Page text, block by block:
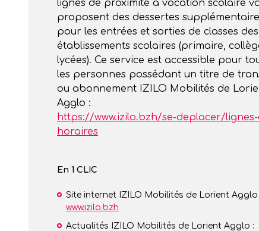
lignes de proximité à vocation scolaire
proposent des dessertes
pour les entrées et sorties de classes des
établissements scolaires (primaire,
lycées). Ce service est accessible pour
les personnes possédant un titre de
ou abonnement IZILO Mobilités de
Agglo :
https://www.izilo.bzh/se-deplacer/
horaires
En 1 CLIC
Site internet IZILO Mobilités de Lorient Agglo
www.izilo.bzh
Actualités IZILO Mobilités de Lorient Agglo :